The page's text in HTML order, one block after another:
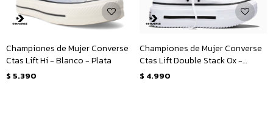
Championes de Mujer Converse
Ctas Lift Hi - Blanco - Plata
$ 5.390
Championes de Mujer Converse
Ctas Lift Double Stack Ox -
Blanco - Negro
$ 4.990